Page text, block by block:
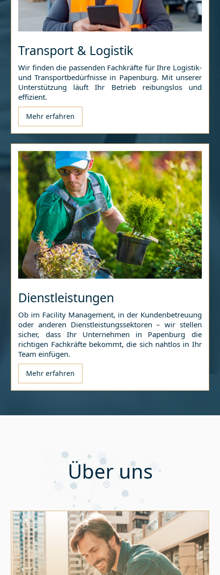
Transport & Logistik
Wir finden die passenden Fachkräfte für Ihre Logistik-
und Transportbedürfnisse in Papenburg. Mit unserer
Unterstützung läuft Ihr Betrieb reibungslos und
effizient.
Mehr erfahren
Dienstleistungen
Ob im Facility Management, in der Kundenbetreuung
oder anderen Dienstleistungssektoren – wir stellen
sicher, dass Ihr Unternehmen in Papenburg die
richtigen Fachkräfte bekommt, die sich nahtlos in Ihr
Team einfügen.
Mehr erfahren
Über uns